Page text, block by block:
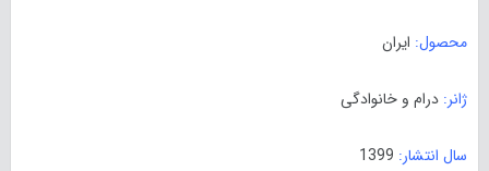
محصول: ایران
ژانر: درام و خانوادگی
سال انتشار: